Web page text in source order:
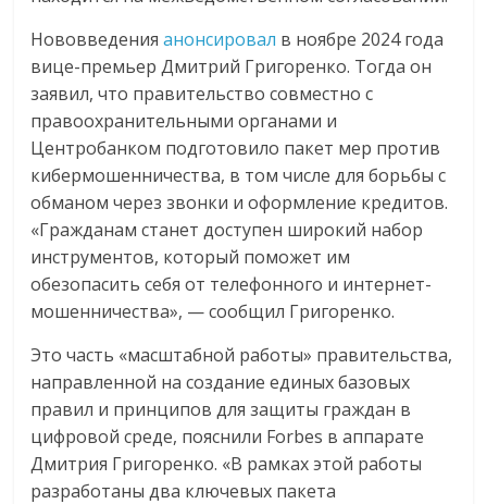
Нововведенияанонсировал в ноябре 2024 года
вице-премьер Дмитрий Григоренко. Тогда он
заявил, что правительство совместно с
правоохранительными органами и
Центробанком подготовило пакет мер против
кибермошенничества, в том числе для борьбы с
обманом через звонки и оформление кредитов.
«Гражданам станет доступен широкий набор
инструментов, который поможет им
обезопасить себя от телефонного и интернет-
мошенничества», — сообщил Григоренко.
Это часть «масштабной работы» правительства,
направленной на создание единых базовых
правил и принципов для защиты граждан в
цифровой среде, пояснили Forbes в аппарате
Дмитрия Григоренко. «В рамках этой работы
разработаны два ключевых пакета